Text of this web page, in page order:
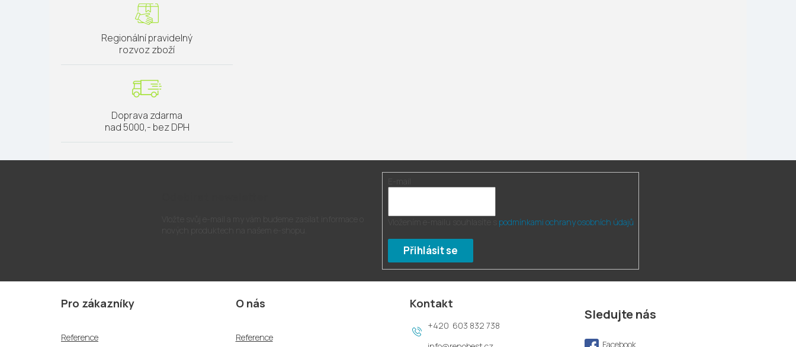
Regionální pravidelný
rozvoz zboží
Doprava zdarma
nad 5000,- bez DPH
podmínkami ochrany osobních údajů
Přihlásit se
Z
Pro zákazníky
Reference
O nás
Reference
Kontakt
603 832 738
Sledujte nás
Facebook